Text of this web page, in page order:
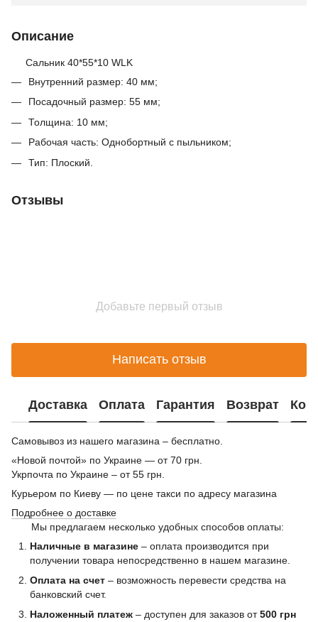
Описание
Сальник 40*55*10 WLK
Внутренний размер: 40 мм;
Посадочный размер: 55 мм;
Толщина: 10 мм;
Рабочая часть: Однобортный с пыльником;
Тип: Плоский.
Отзывы
Добавьте первый отзыв
Написать отзыв
Доставка Оплата Гарантия Возврат
Самовывоз из нашего магазина – бесплатно.
«Новой почтой» по Украине — от 70 грн.
Укрпочта по Украине – от 55 грн.
Курьером по Киеву — по цене такси по адресу магазина
Подробнее о доставке
Мы предлагаем несколько удобных способов оплаты:
Наличные в магазине – оплата производится при
получении товара непосредственно в нашем магазине.
Оплата на счет – возможность перевести средства на
банковский счет.
Наложенный платеж – доступен для заказов от500 грн